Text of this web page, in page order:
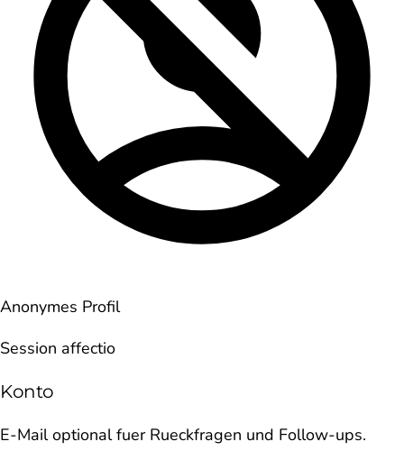
Anonymes Profil
Session affectio
Konto
E-Mail optional fuer Rueckfragen und Follow-ups.